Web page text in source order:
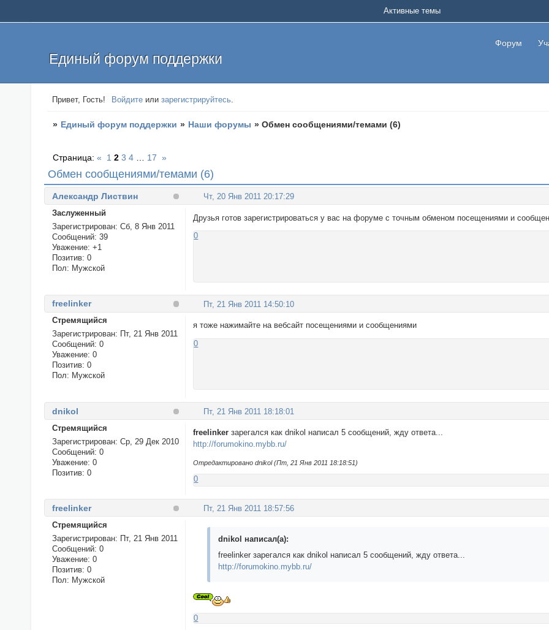
Единый форум поддержки
Форум
Активные темы
Привет, Гость! Войдите илизарегистрируйтесь.
» Единый форум поддержки » Наши форумы »Обмен сообщениями/темами (6)
Обмен сообщениями/темами (6)
Страница:« 1 2 3 4 17 »
Чт, 20 Янв 2011 20:17:29
Александр Листвин
Заслуженный
Зарегистрирован: Сб, 8 Янв 2011
Сообщений: 39
Уважение: +1
Позитив: 0
Пол: Мужской
Друзья готов зарегистрироваться у вас на форуме с точным обменом посещениями и
0
Пт, 21 Янв 2011 14:50:10
freelinker
Стремящийся
Зарегистрирован: Пт, 21 Янв 2011
Сообщений: 0
Уважение: 0
Позитив: 0
Пол: Мужской
я тоже нажимайте на вебсайт посещениями и сообщениями
0
Пт, 21 Янв 2011 18:18:01
dnikol
Стремящийся
Зарегистрирован: Ср, 29 Дек 2010
Сообщений: 0
Уважение: 0
Позитив: 0
freelinker зарегался как dnikol написал 5 сообщений, жду ответа...
http://forumokino.mybb.ru/
Отредактировано dnikol (Пт, 21 Янв 2011 18:18:51)
0
Пт, 21 Янв 2011 18:57:56
freelinker
Стремящийся
Зарегистрирован: Пт, 21 Янв 2011
Сообщений: 0
Уважение: 0
Позитив: 0
Пол: Мужской
dnikol написал(а):
freelinker зарегался как dnikol написал 5 сообщений, жду ответа...
http://forumokino.mybb.ru/
0